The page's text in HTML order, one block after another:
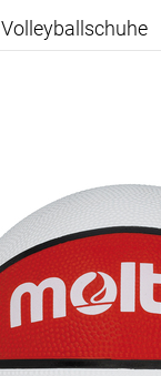
Volleyballschuhe